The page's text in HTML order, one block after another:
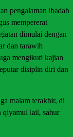
pengalaman ibadah
mempererat
dimulai dengan
dan tarawih
mengikuti kajian
disiplin diri dan
malam terakhir, di
qiyamul lail, sahur